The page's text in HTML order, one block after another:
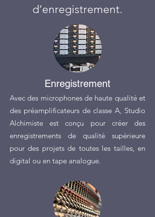
d’enregistrement.
Enregistrement
Avec des microphones de haute qualité et
des préamplificateurs de classe A, Studio
Alchimiste est conçu pour créer des
enregistrements de qualité supérieure
pour des projets de toutes les tailles, en
digital ou en tape analogue.